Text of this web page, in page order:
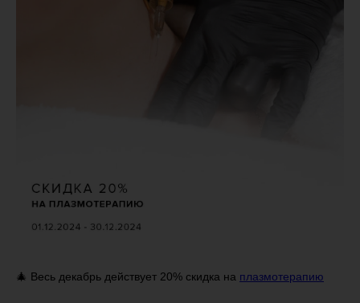
🎄 Весь декабрь действует 20% скидка на плазмотерапию